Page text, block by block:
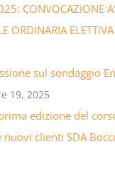
CONVOCAZIONE
ORDINARIA
sul sondaggio
19, 2025
edizione del
nuovi clienti SDA